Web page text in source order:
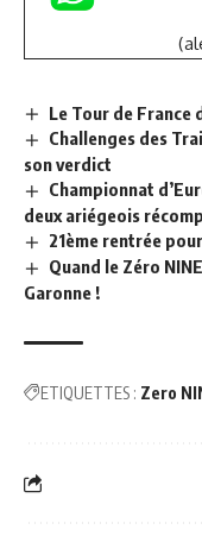
Le Tour de France
Challenges des
son verdict
Championnat
deux ariégeois
21ème rentrée
Quand le Zéro
Garonne !
ETIQUETTES : Zero